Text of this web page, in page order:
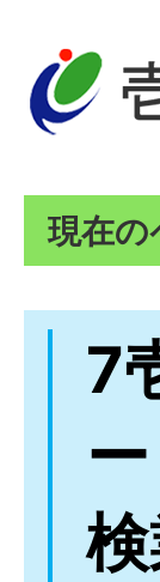
現在の
7